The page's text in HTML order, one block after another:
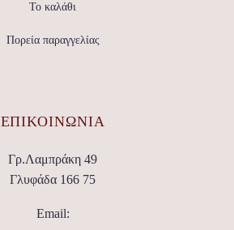
Το καλάθι
Πορεία παραγγελίας
ΕΠΙΚΟΙΝΩΝΊΑ
Γρ.Λαμπράκη 49
Γλυφάδα 166 75
Email: